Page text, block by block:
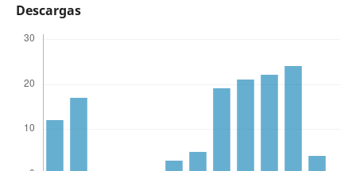
Descargas